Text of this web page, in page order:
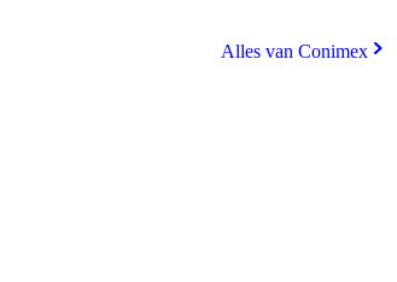
Alles van Conimex